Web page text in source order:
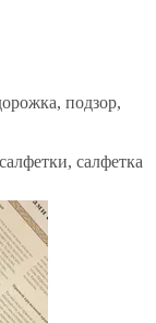
подзор,
салфетка